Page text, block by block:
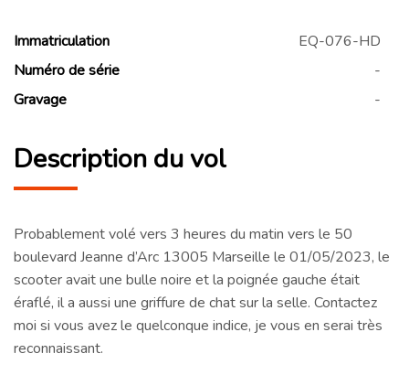
Immatriculation
EQ-076-HD
Numéro de série
-
Gravage
-
Description du vol
Probablement volé vers 3 heures du matin vers le 50
boulevard Jeanne d’Arc 13005 Marseille le 01/05/2023, le
scooter avait une bulle noire et la poignée gauche était
éraflé, il a aussi une griffure de chat sur la selle. Contactez
moi si vous avez le quelconque indice, je vous en serai très
reconnaissant.